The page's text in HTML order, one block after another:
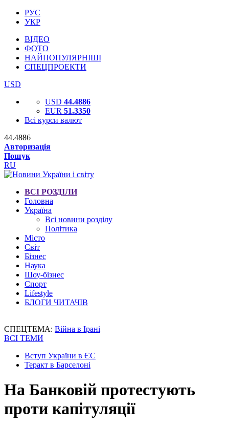
РУС
УКР
ВІДЕО
ФОТО
НАЙПОПУЛЯРНІШІ
СПЕЦПРОЕКТИ
USD
USD 44.4886
EUR 51.3350
Всі курси валют
44.4886
Авторизація
Пошук
RU
ВСІ РОЗДІЛИ
Головна
Україна
Всі новини розділу
Політика
Місто
Світ
Бізнес
Наука
Шоу-бізнес
Спорт
Lifestyle
БЛОГИ ЧИТАЧІВ
СПЕЦТЕМА: Війна в Ірані
ВСІ ТЕМИ
Вступ України в ЄС
Теракт в Барселоні
На Банковій протестують
проти капітуляції